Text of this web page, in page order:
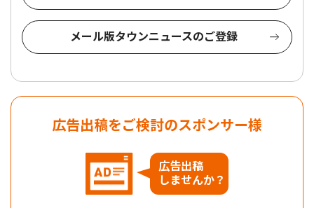
メール版タウンニュースのご登録
広告出稿をご検討のスポンサー様
広告出稿
しませんか？